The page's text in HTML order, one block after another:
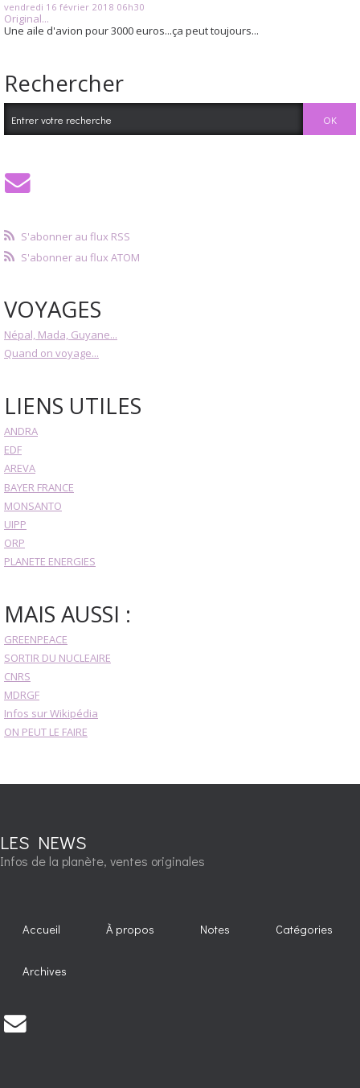
vendredi 16 février 2018 06h30
Original...
Une aile d'avion pour 3000 euros...ça peut toujours...
Rechercher
S'abonner au flux RSS
S'abonner au flux ATOM
VOYAGES
Népal, Mada, Guyane...
Quand on voyage...
LIENS UTILES
ANDRA
EDF
AREVA
BAYER FRANCE
MONSANTO
UIPP
ORP
PLANETE ENERGIES
MAIS AUSSI :
GREENPEACE
SORTIR DU NUCLEAIRE
CNRS
MDRGF
Infos sur Wikipédia
ON PEUT LE FAIRE
LES NEWS
Infos de la planète, ventes originales
Accueil À propos Notes Catégories
Archives